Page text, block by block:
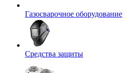
Газосварочное оборудование
Средства защиты